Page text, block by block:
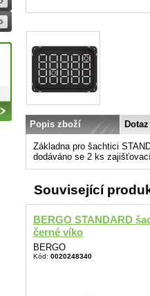
Popis zboží
Základna pro šachtici
dodáváno se 2 ks
Související
BERGO STANDARD
černé víko
BERGO
Kód: 0020248340